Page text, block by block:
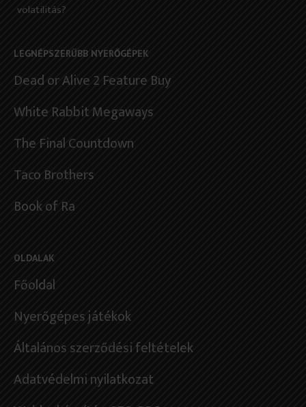
volatilitás?
LEGNÉPSZERŰBB NYERŐGÉPEK
Dead or Alive 2 Feature Buy
White Rabbit Megaways
The Final Countdown
Taco Brothers
Book of Ra
OLDALAK
Főoldal
Nyerőgépes játékok
Általános szerződési feltételek
Adatvédelmi nyilatkozat